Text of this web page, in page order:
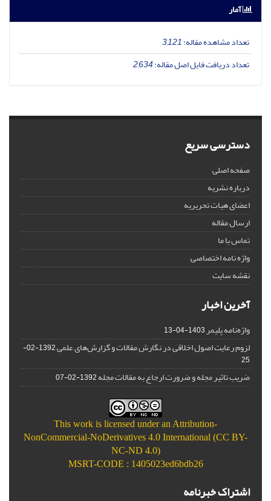
آمار
تعداد مشاهده مقاله:3,121
تعداد دریافت فایل اصل مقاله:2,634
دسترسی سریع
صفحه اصلی
درباره نشریه
اعضای هیات تحریریه
ارسال مقاله
تماس با ما
واژه نامه اختصاصی
نقشه سایت
آخرین اخبار
واژه‌نامه پلیمر1403-04-13
لزوم رعایت اصول اخلاقی در نگارش مقالات و گزارش‌‌های علمی
1392-02-
25
ضریب تاثیر مجله و ضرورت ارجاع به مقالات مجله1392-02-07
This work is licensed under an Attribution-
NonCommercial-NoDerivatives 4.0 International (CC BY-
NC-ND 4.0)
MSRT-CODE : 1405023ed6bdb26
اشتراک خبرنامه